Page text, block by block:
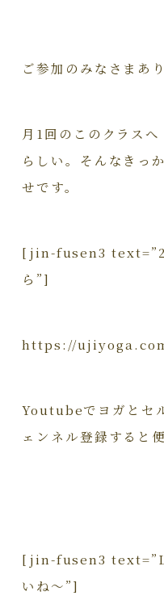
ご参加のみなさまあ
月1回のこのクラス
らしい。そんなきっ
せです。
[jin-fusen3
ら”]
https://
Youtubeでヨガとセ
ェンネル登録すると
[jin-fusen3
いね～”]